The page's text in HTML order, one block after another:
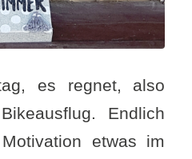
es regnet, also
Endlich
etwas im